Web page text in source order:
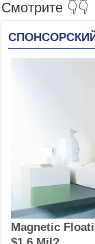
Смотрите 👇👇